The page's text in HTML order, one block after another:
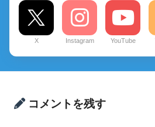
X Instagram YouTube
コメントを残す